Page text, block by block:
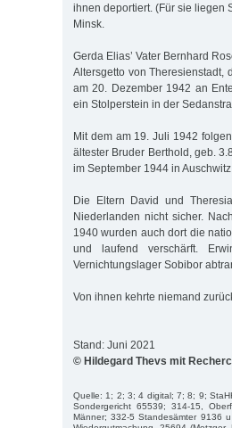
ihnen deportiert. (Für sie liegen
Minsk.
Gerda Elias’ Vater Bernhard
Altersgetto von Theresienstadt,
am 20. Dezember 1942 an
ein Stolperstein in der
Mit dem am 19. Juli 1942
ältester Bruder Berthold, geb.
im September 1944 in
Die Eltern David und
Niederlanden nicht sicher.
1940 wurden auch dort die
und laufend verschärft.
Vernichtungslager Sobibor
Von ihnen kehrte niemand
Stand: Juni 2021
© Hildegard Thevs mit
Quelle: 1; 2; 3; 4 digital; 7; 8; 9;
Sondergericht 65539; 314-15,
Männer; 332-5 Standesämter 9136